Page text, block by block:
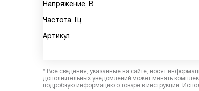
Напряжение, В
Частота, Гц
Артикул
* Все сведения, указанные на сайте, носят
дополнительных уведомлений может менять
подробную информацию о товаре в инструкции.